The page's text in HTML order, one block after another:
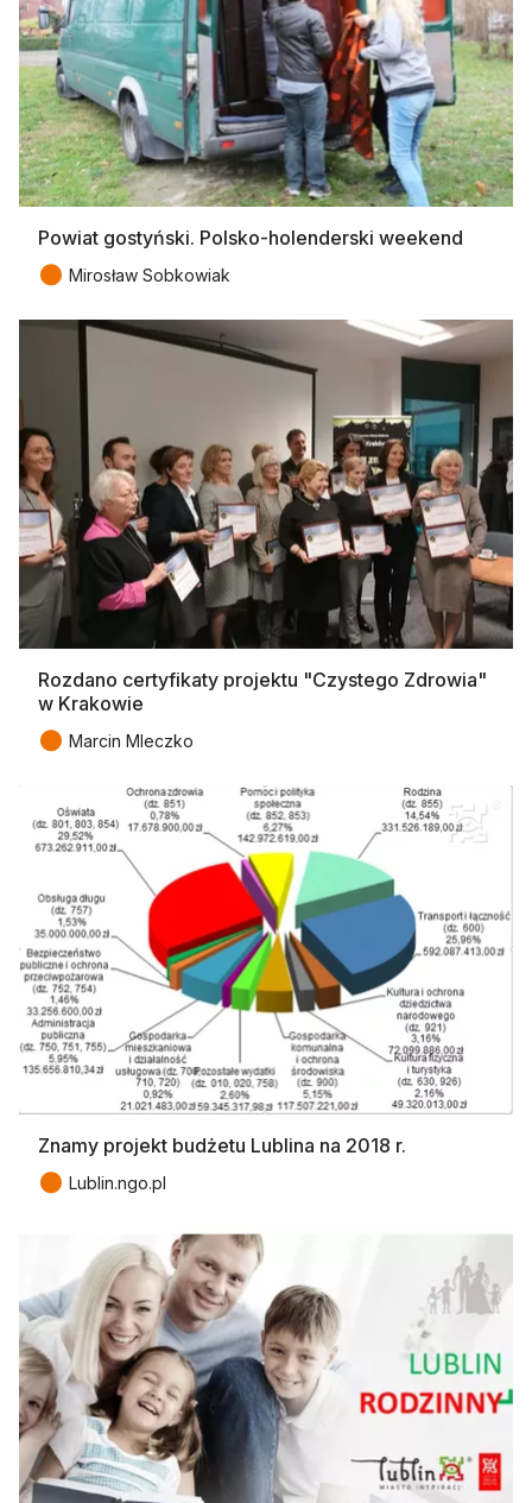
Powiat gostyński. Polsko-holenderski weekend
● Mirosław Sobkowiak
Rozdano certyfikaty projektu "Czystego Zdrowia"
w Krakowie
● Marcin Mleczko
Znamy projekt budżetu Lublina na 2018 r.
● Lublin.ngo.pl